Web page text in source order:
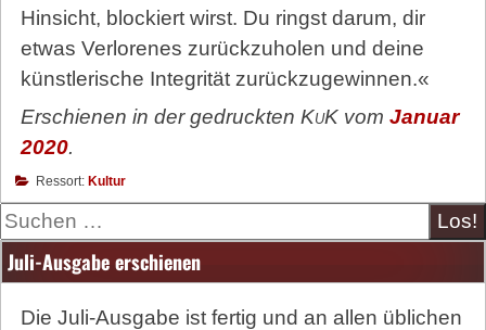
Hinsicht, blockiert wirst. Du ringst darum, dir
etwas Verlorenes zurückzuholen und deine
künstlerische Integrität zurückzugewinnen.«
Erschienen in der gedruckten KuKvom Januar
2020.
Ressort: Kultur
Suche
Juli-Ausgabe erschienen
Die Juli-Ausgabe ist fertig und an allen üblichen